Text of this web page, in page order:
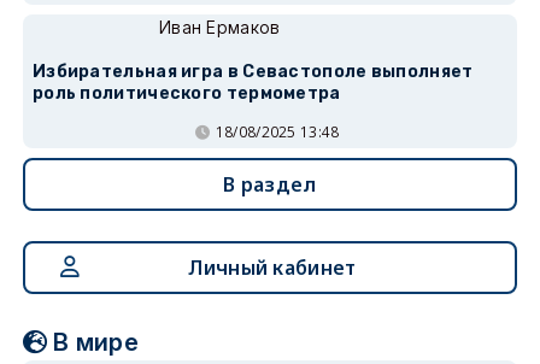
Иван Ермаков
Избирательная игра в Севастополе выполняет
роль политического термометра
18/08/2025 13:48
В раздел
Личный кабинет
В мире